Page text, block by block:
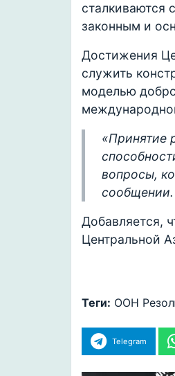
сталкиваются
законным и
Достижения
служить
моделью
«Принятие
вопросы,
сообщении.
Добавляется,
Центральной
Теги: ООН
Telegram